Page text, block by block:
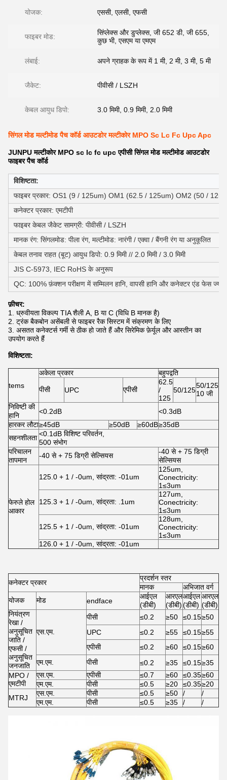
योजक: एससी, एलसी, एफसी
फाइबर मोड:
सिंप्लेक्स और डुप्लेक्स, जी 652 डी, जी 655,
कुछ भी, एसएम या एमएम
लंबाई: अपने ग्राहक के रूप में 1 मी, 2 मी, 3 मी, 5 मी
जैकेट: पीवीसी / LSZH
केबल आयुध डिपो: 3.0 मिमी, 0.9 मिमी, 2.0 मिमी
सिंगल मोड मल्टीमोड पैच कॉर्ड आउटडोर मल्टीकोर MPO Sc Lc Fc Upc Apc
JUNPU मल्टीकोर MPO sc lc fc upc एपीसी सिंगल मोड मल्टीमोड आउटडोर
फाइबर पैच कॉर्ड
विशिष्टता:
फाइबर प्रकार: OS1 (9 / 125um) OM1 (62.5 / 125um) OM2 (50 /
कनेक्टर प्रकार: एमटीपी
फाइबर केबल जैकेट सामग्री: पीवीसी / LSZH
मानक रंग: सिंगलमोड: पीला रंग, मल्टीमोड: नारंगी / एक्वा / बैंगनी रंग या अनुकूलित
केबल तनाव राहत (बूट) आयुध डिपो: 0.9 मिमी // 2.0 मिमी / 3.0 मिमी
JIS C-5973, IEC RoHS के अनुरूप
QC: 100% फ़ंक्शन परीक्षण में सम्मिलन हानि, वापसी हानि और कनेक्टर एंड फेस
फ़ीचर:
1. ध्रुवीयता विकल्प TIA शैली A, B या C (विधि B मानक है)
2. ट्रंक बैकबोन असेंबली से फाइबर रैक सिस्टम में संक्रमण के लिए
3. असतत कनेक्टर्स गर्मी से ठीक हो जाते हैं और सिरेमिक फ़ेर्यूल और आस्तीन का
उपयोग करते हैं
विशिष्टता:
tems
अकेला प्रकार बहुपद्वति
पीसी UPC एपीसी
62.5
/
125
50/125
50/125
10 जी
निविष्टी की
हानि
<0.2dB
<0.3dB
हारकर लौटा≥45dB ≥50dB ≥60dB≥35dB
सहनशीलता <0.1dB विशिष्ट परिवर्तन,
500 संभोग
परिचालन
तापमान
-40 से + 75 डिग्री सेल्सियस
-40 से + 75 डिग्री
सेल्सियस
फेरुले होल
आकार
125.0 + 1 / -0um, सांद्रता: -01um
125um,
Conectricity:
1≤3um
125.3 + 1 / -0um, सांद्रता: .1um
127um,
Conectricity:
1≤3um
125.5 + 1 / -0um, सांद्रता: -01um
128um,
Conectricity:
1≤3um
126.0 + 1 / -0um, सांद्रता: -01um
कनेक्टर प्रकार
प्रदर्शन स्तर
मानक
अभिजात वर्ग
योजक
मोड endface
आईएल
(डीबी)
आरएल
(डीबी)
आईएल
(डीबी)
आरएल
(डीबी)
नियंत्रण
रेखा /
अनुसूचित
जाति /
एफसी /
अनुसूचित
जनजाति
एस.एम.
पीसी ≤0.2 ≥50 ≤0.15≥50
UPC
≤0.2 ≥55 ≤0.15≥55
एपीसी
≤0.2 ≥60 ≤0.15≥60
एम.एम.
पीसी ≤0.2 ≥35 ≤0.15≥35
MPO /
एमटीपी
एस.एम. एपीसी ≤0.7 ≥60 ≤0.35≥60
एम.एम.
पीसी ≤0.5 ≥20 ≤0.35≥20
MTRJ
एस.एम. पीसी ≤0.5 ≥50 /
/
एम.एम.
पीसी ≤0.5 ≥35 / /